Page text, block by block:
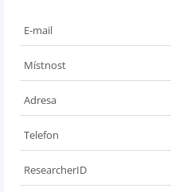
E-mail
Místnost
Adresa
Telefon
ResearcherID